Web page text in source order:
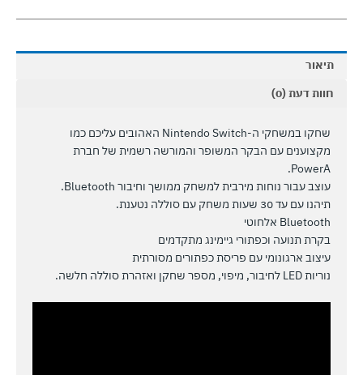
תיאור
חוות דעת (0)
שחקו במשחקי ה-Nintendo Switch האהובים עליכם כמו
מקצוענים עם הבקר המשופר והמורשה רשמית של חברת
PowerA.
עוצב עבור נוחות מירבית למשחק ממושך וחיבור Bluetooth.
תיהנו עם עד 30 שעות משחק עם סוללה נטענת.
Bluetooth אלחוטי
בקרת תנועה וכפתורי גיימינג מתקדמים
עיצוב ארגונומי עם פריסת כפתורים מסורתית
נוריות LED לחיבור, מיפוי, מספר שחקן ואזהרת סוללה חלשה.